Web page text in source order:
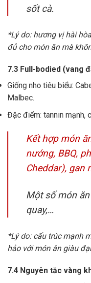
sốt cà.
*Lý do: hương vị hài
đủ cho món ăn mà
7.3 Full-bodied (vang
Giống nho tiêu biểu:
Malbec.
Đặc điểm: tannin mạnh,
Kết hợp món
nướng, BBQ,
Cheddar), gan
Một số món
quay,…
*Lý do: cấu trúc mạnh
hảo với món ăn giàu
7.4 Nguyên tắc vàng